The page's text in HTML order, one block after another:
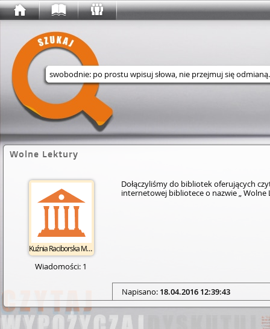
Wyszukaj w serwisie
Wolne Lektury
Kuźnia Raciborska MBP
Wiadomości: 1
Dołączyliśmy do bibliotek oferujących
internetowej bibliotece o nazwie „
Napisano: 18.04.2016 12:39:43